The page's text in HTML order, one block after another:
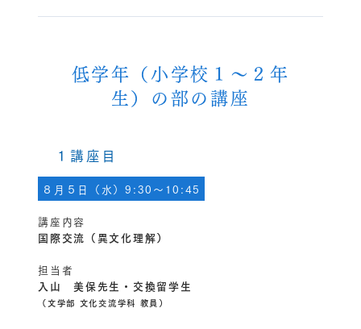
低学年（小学校１～２年
生）の部の講座
１講座目
８月５日（水）9:30～10:45
講座内容
国際交流（異文化理解）
担当者
入山 美保先生・交換留学生
（文学部 文化交流学科 教員）